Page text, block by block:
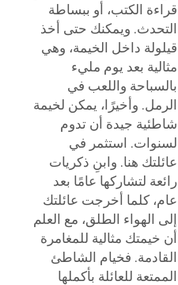
قراءة الكتب، أو ببساطة
التحدث. ويمكنك حتى أخذ
قيلولة داخل الخيمة، وهي
مثالية بعد يوم مليء
بالسباحة واللعب في
الرمل. وأخيرًا، يمكن لخيمة
شاطئية جيدة أن تدوم
لسنوات. استثمر في
عائلتك هنا. وابنِ ذكريات
رائعة لتشاركها عامًا بعد
عام، كلما أخرجت عائلتك
إلى الهواء الطلق، مع العلم
أن خيمتك مثالية للمغامرة
القادمة. فخيام الشاطئ
الممتعة للعائلة بأكملها